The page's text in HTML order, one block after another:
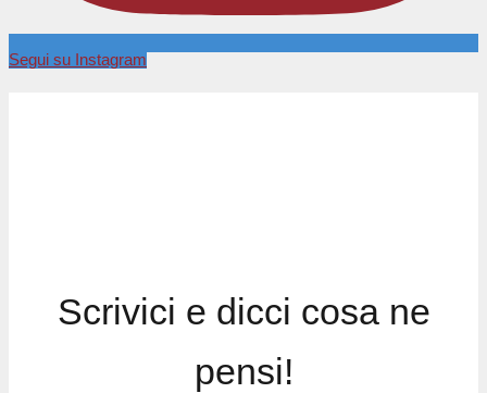
Segui su Instagram
Scrivici e dicci cosa ne
pensi!